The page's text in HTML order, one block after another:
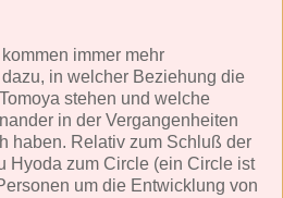
immer mehr
in welcher Beziehung die
stehen und welche
in der Vergangenheiten
haben. Relativ zum Schluß der
Hyoda zum Circle (ein Circle ist
um die Entwicklung von